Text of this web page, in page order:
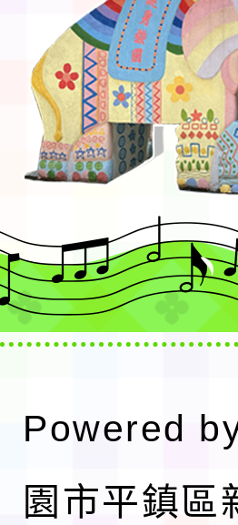
Powered
園市平鎮區